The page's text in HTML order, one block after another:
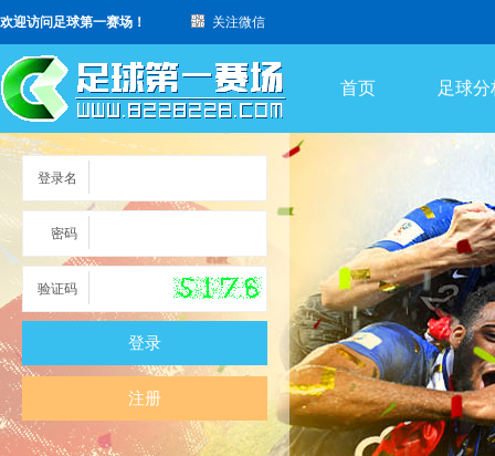
欢迎访问足球第一赛场！ 关注微信
首页 足球分
登录名
密码
验证码